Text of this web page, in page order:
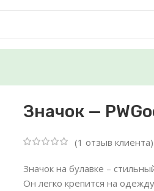
Значок —
(1 отзыв клиента)
Значок на булавке –
Он легко крепится на